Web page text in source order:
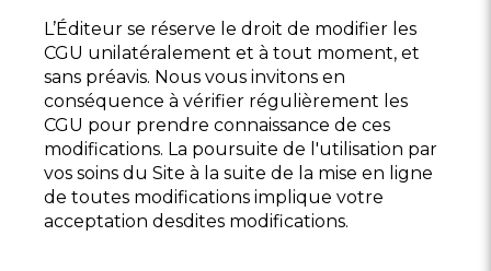
L’Éditeur se réserve le droit de modifier les
CGU unilatéralement et à tout moment, et
sans préavis. Nous vous invitons en
conséquence à vérifier régulièrement les
CGU pour prendre connaissance de ces
modifications. La poursuite de l'utilisation par
vos soins du Site à la suite de la mise en ligne
de toutes modifications implique votre
acceptation desdites modifications.